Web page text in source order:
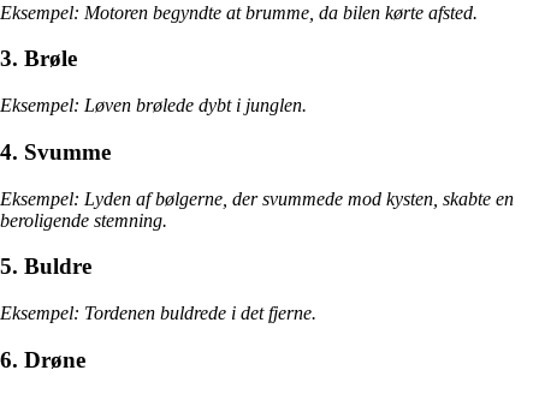
Eksempel: Motoren begyndte at brumme, da bilen kørte afsted.
3. Brøle
Eksempel: Løven brølede dybt i junglen.
4. Svumme
Eksempel: Lyden af bølgerne, der svummede mod kysten, skabte en
beroligende stemning.
5. Buldre
Eksempel: Tordenen buldrede i det fjerne.
6. Drøne